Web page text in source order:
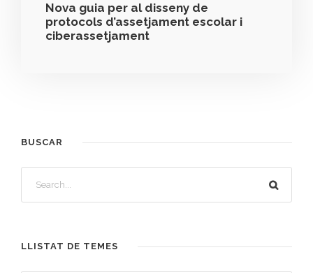
Nova guia per al disseny de
protocols d’assetjament escolar i
ciberassetjament
BUSCAR
LLISTAT DE TEMES